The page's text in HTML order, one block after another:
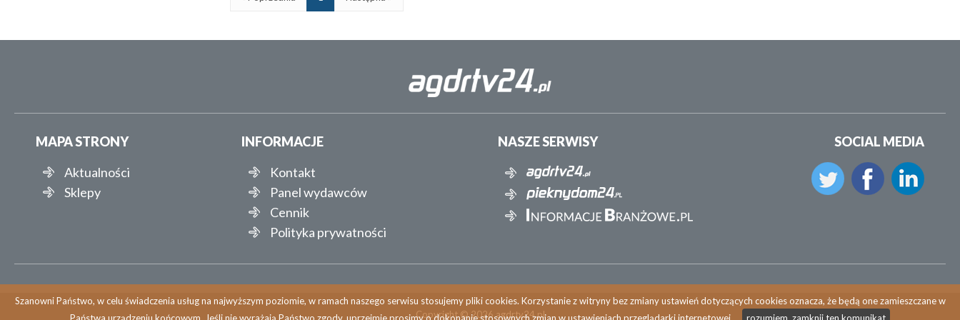
MAPA STRONY
Aktualności
Sklepy
INFORMACJE
Kontakt
Panel wydawców
Cennik
Polityka prywatności
NASZE SERWISY SOCIAL MEDIA
Copyright © 2026 agdrtv24.pl
Szanowni Państwo, w celu świadczenia usług na najwyższym poziomie, w ramach naszego serwisu stosujemy pliki cookies. Korzystanie z witryny bez zmiany ustawień dotyczących cookies oznacza, że będą one zamieszczane w